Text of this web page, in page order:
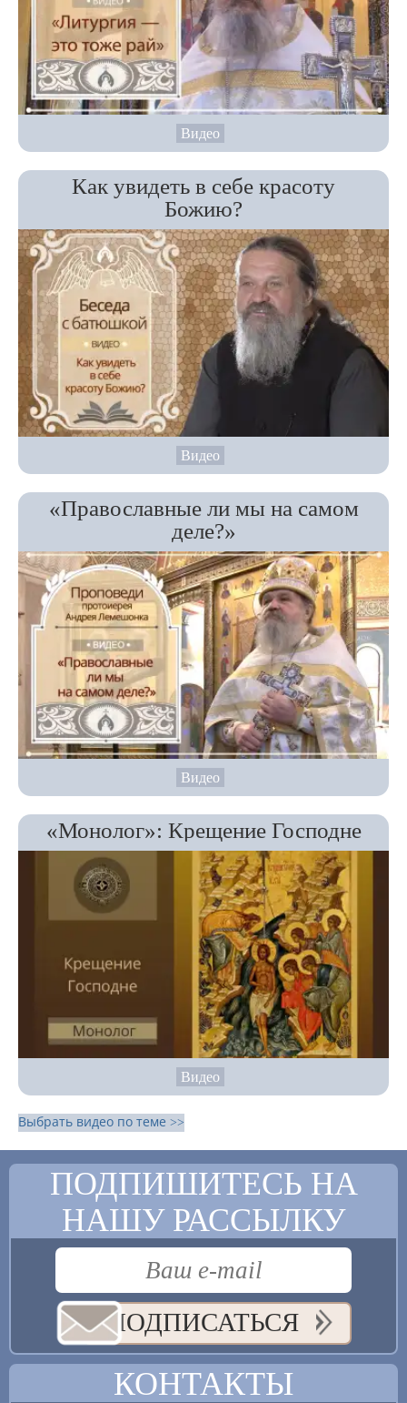
Видео
Как увидеть в себе красоту
Божию?
Видео
«Православные ли мы на самом
деле?»
Видео
«Монолог»: Крещение Господне
Видео
Выбрать видео по теме >>
ПОДПИШИТЕСЬ НА
НАШУ РАССЫЛКУ
ПОДПИСАТЬСЯ
КОНТАКТЫ